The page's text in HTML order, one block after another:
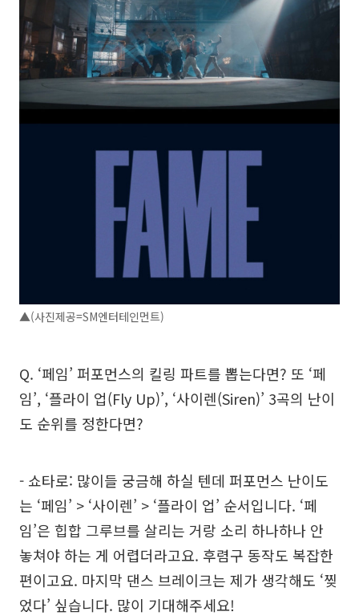
▲(사진제공=SM엔터테인먼트)
Q. ‘페임’ 퍼포먼스의 킬링 파트를 뽑는다면? 또 ‘페
임’, ‘플라이 업(Fly Up)’, ‘사이렌(Siren)’ 3곡의 난이
도 순위를 정한다면?
- 쇼타로: 많이들 궁금해 하실 텐데 퍼포먼스 난이도
는 ‘페임’ > ‘사이렌’ > ‘플라이 업’ 순서입니다. ‘페
임’은 힙합 그루브를 살리는 거랑 소리 하나하나 안
놓쳐야 하는 게 어렵더라고요. 후렴구 동작도 복잡한
편이고요. 마지막 댄스 브레이크는 제가 생각해도 ‘찢
었다’ 싶습니다. 많이 기대해주세요!